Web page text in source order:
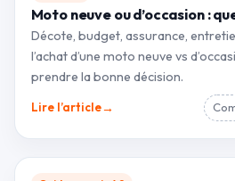
Moto neuve ou d’occasion :
Décote, budget, assurance,
l’achat d’une moto neuve vs
prendre la bonne décision.
Lire l’article→